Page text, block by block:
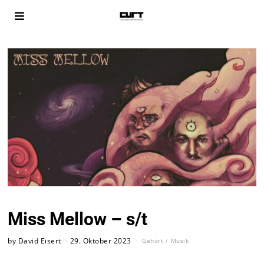
Miss Mellow – s/t
by David Eisert 29. Oktober 2023 Gehört / Musik